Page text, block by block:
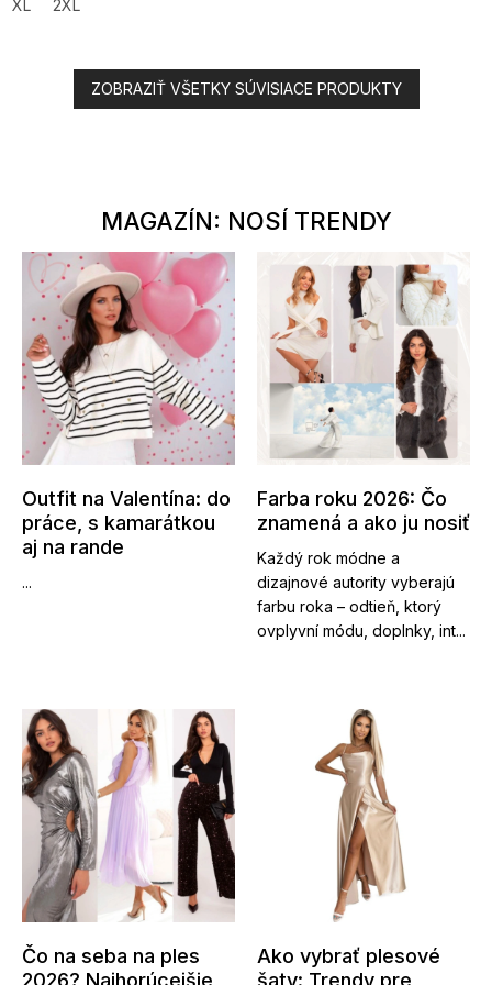
XL 2XL
ZOBRAZIŤ VŠETKY SÚVISIACE PRODUKTY
MAGAZÍN: NOSÍ TRENDY
Outfit na Valentína: do
práce, s kamarátkou
aj na rande
...
Farba roku 2026: Čo
znamená a ako ju nosiť
Každý rok módne a
dizajnové autority vyberajú
farbu roka – odtieň, ktorý
ovplyvní módu, doplnky, int...
Čo na seba na ples
2026? Najhorúcejšie
Ako vybrať plesové
šaty: Trendy pre